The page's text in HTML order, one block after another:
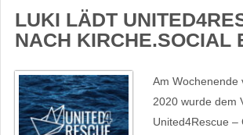
LUKI LÄDT
NACH KIRCHE.SOCIAL
Am Wochenende
2020 wurde dem
United4Rescue –